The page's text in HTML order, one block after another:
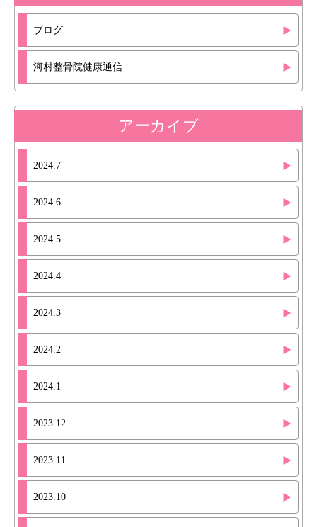
ブログ
河村整骨院健康通信
アーカイブ
2024.7
2024.6
2024.5
2024.4
2024.3
2024.2
2024.1
2023.12
2023.11
2023.10